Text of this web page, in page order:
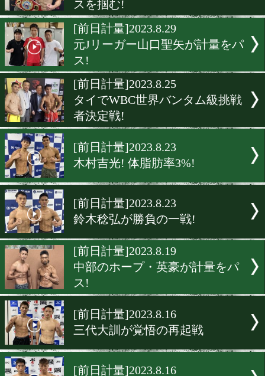
堤聖也vs増田陸! KO決着必
[前日計量]2023.8.29
井上浩樹が復帰2戦目でチ
スを掴む!
[前日計量]2023.8.29
ス!
[前日計量]2023.8.25
タイでWBC世界バンタム
者決定戦!
[前日計量]2023.8.23
[前日計量]2023.8.23
鈴木稔弘が勝負の一戦!